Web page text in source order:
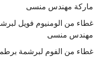
ماركة مهندس منسى
غطاء من الومنيوم فويل
مهندس منسى
غطاء من الفوم لبرشمة